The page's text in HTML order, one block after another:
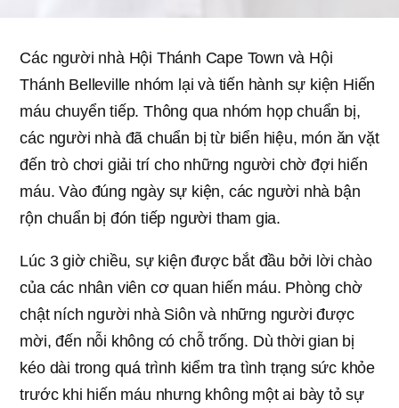
Các người nhà Hội Thánh Cape Town và Hội
Thánh Belleville nhóm lại và tiến hành sự kiện Hiến
máu chuyển tiếp. Thông qua nhóm họp chuẩn bị,
các người nhà đã chuẩn bị từ biển hiệu, món ăn vặt
đến trò chơi giải trí cho những người chờ đợi hiến
máu. Vào đúng ngày sự kiện, các người nhà bận
rộn chuẩn bị đón tiếp người tham gia.
Lúc 3 giờ chiều, sự kiện được bắt đầu bởi lời chào
của các nhân viên cơ quan hiến máu. Phòng chờ
chật ních người nhà Siôn và những người được
mời, đến nỗi không có chỗ trống. Dù thời gian bị
kéo dài trong quá trình kiểm tra tình trạng sức khỏe
trước khi hiến máu nhưng không một ai bày tỏ sự